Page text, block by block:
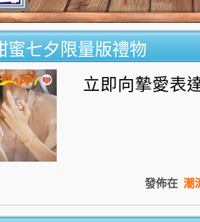
蜜七夕限量版禮物
立即向摯愛表
發佈在 潮